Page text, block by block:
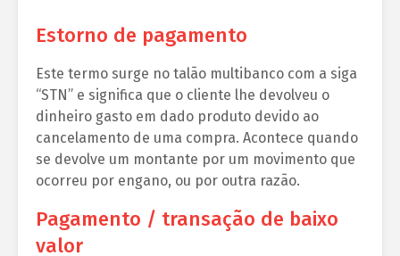
Estorno de pagamento
Este termo surge no talão multibanco com a siga
“STN” e significa que o cliente lhe devolveu o
dinheiro gasto em dado produto devido ao
cancelamento de uma compra. Acontece quando
se devolve um montante por um movimento que
ocorreu por engano, ou por outra razão.
Pagamento / transação de baixo
valor